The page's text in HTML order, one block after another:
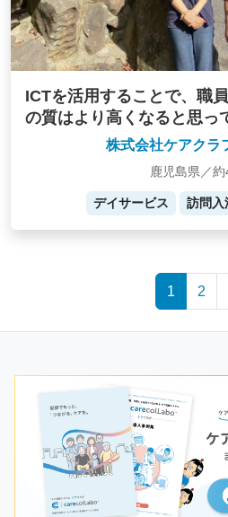
ICTを活用することで、職
の質はより高くなると思っ
株式会社ケアクラ
鹿児島県／約
デイサービス 訪問入
1 2